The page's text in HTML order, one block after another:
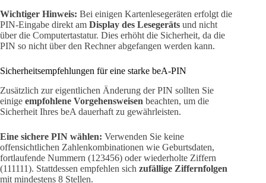
Wichtiger Hinweis: Bei einigen Kartenlesegeräten erfolgt die
PIN-Eingabe direkt am Display des Lesegeräts und nicht
über die Computertastatur. Dies erhöht die Sicherheit, da die
PIN so nicht über den Rechner abgefangen werden kann.
Sicherheitsempfehlungen für eine starke beA-PIN
Zusätzlich zur eigentlichen Änderung der PIN sollten Sie
einige empfohlene Vorgehensweisen beachten, um die
Sicherheit Ihres beA dauerhaft zu gewährleisten.
Eine sichere PIN wählen: Verwenden Sie keine
offensichtlichen Zahlenkombinationen wie Geburtsdaten,
fortlaufende Nummern (123456) oder wiederholte Ziffern
(111111). Stattdessen empfehlen sich zufällige Ziffernfolgen
mit mindestens 8 Stellen.